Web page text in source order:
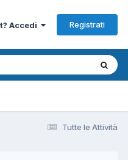
Accedi Registrati
Tutte le Attività